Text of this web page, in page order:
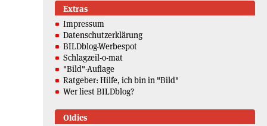
Extras
Impressum
Datenschutzerklärung
BILDblog-Werbespot
Schlagzeil-o-mat
"Bild"-Auflage
Ratgeber: Hilfe, ich bin in "Bild"
Wer liest BILDblog?
Oldies